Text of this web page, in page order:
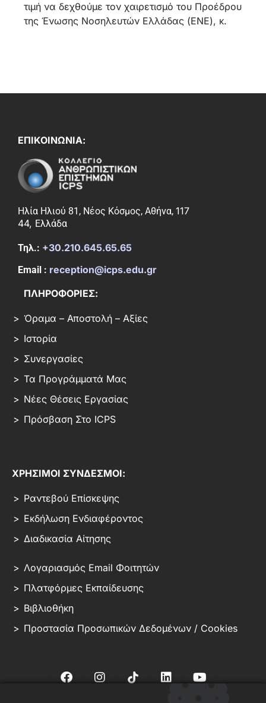
τιμή να δεχθούμε τον χαιρετισμό του Προέδρου
της Ένωσης Νοσηλευτών Ελλάδας (ΕΝΕ), κ.
ΕΠΙΚΟΙΝΩΝΙΑ:
Ηλία Ηλιού 81, Νέος Κόσμος, Αθήνα, 117
44, Ελλάδα
Τηλ.: +30.210.645.65.65
Email : reception@icps.edu.gr
ΠΛΗΡΟΦΟΡΙΕΣ:
Όραμα – Αποστολή – Αξίες
Ιστορία
Συνεργασίες
Τα Προγράμματά Μας
Νέες Θέσεις Εργασίας
Πρόσβαση Στο ICPS
ΧΡΗΣΙΜΟΙ ΣΥΝΔΕΣΜΟΙ:
Ραντεβού Επίσκεψης
Εκδήλωση Ενδιαφέροντος
Διαδικασία Αίτησης
Λογαριασμός Email Φοιτητών
Πλατφόρμες Εκπαίδευσης
Βιβλιοθήκη
Προστασία Προσωπικών Δεδομένων / Cookies